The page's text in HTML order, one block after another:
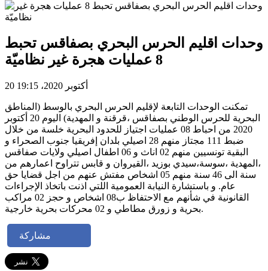
وحدات اقليم الحرس البحري بصفاقس تحبط
8 عمليات هجرة غير نظاميّة
20 أكتوبر 2020، 19:15
تمكنت الوحدات التابعة لإقليم الحرس البحري بالوسط (المناطق
البحرية للحرس الوطني بصفاقس ،قرقنة و المهدية) اليوم 20 أكتوبر
2020 من احباط 08 عمليات اجتياز للحدود البحرية خلسة من خلال
ضبط 111 مجتاز منهم 28 اصيلي بلدان إفريقيا جنوب الصحراء و
البقية تونسيين منهم 02 اناث و 06 اطفال اصيلي ولايات صفاقس
،المهدية ،سوسة،سيدي بوزيد ،القيروان و قابس تتراوح اعمارهم من
سنة الى 46 سنة منهم 05 اشخاص مفتش عنهم من اجل قضايا حق
عام. و باستشارة النيابة العمومية اللتي اذنت باتخاذ الإجراءات
القانونية في شأنهم مع الاحتفاظ ب08 اشخاص و حجز 02 مراكب
بحرية و زورق مطاطي و 02 محركات بحرية خارجية.
مشاركة